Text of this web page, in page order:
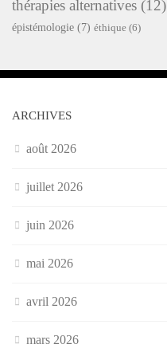
thérapies alternatives (12)
épistémologie (7) éthique (6)
ARCHIVES
août 2026
juillet 2026
juin 2026
mai 2026
avril 2026
mars 2026